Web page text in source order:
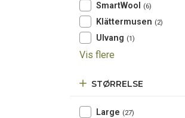
SmartWool (6)
Klättermusen (2)
Ulvang (1)
Vis flere
STØRRELSE
Large (27)